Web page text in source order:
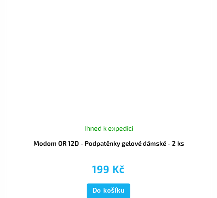
Modom OR 12D - Podpatěnky gelové dámské - 2 ks
Ihned k expedici
199 Kč
Do košíku